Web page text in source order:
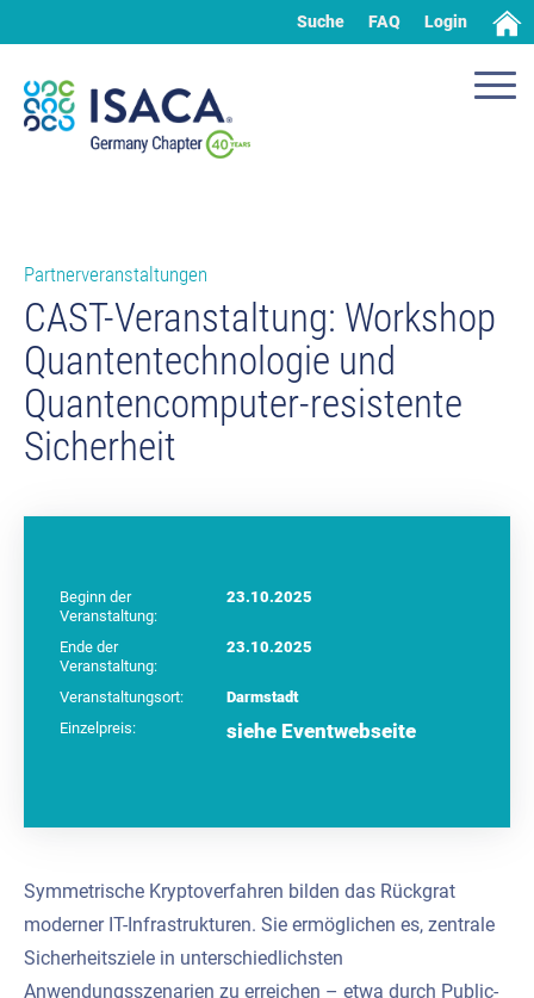
Suche FAQ Login
Partnerveranstaltungen
CAST-Veranstaltung: Workshop
Quantentechnologie und
Quantencomputer-resistente
Sicherheit
Beginn der
Veranstaltung:
23.10.2025
Ende der
Veranstaltung:
23.10.2025
Veranstaltungsort:
Darmstadt
Einzelpreis:
siehe Eventwebseite
Symmetrische Kryptoverfahren bilden das Rückgrat
moderner IT-Infrastrukturen. Sie ermöglichen es, zentrale
Sicherheitsziele in unterschiedlichsten
Anwendungsszenarien zu erreichen – etwa durch Public-